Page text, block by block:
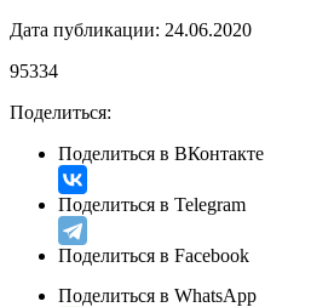
Дата публикации: 24.06.2020
95334
Поделиться:
Поделиться в ВКонтакте
Поделиться в Telegram
Поделиться в Facebook
Поделиться в WhatsApp